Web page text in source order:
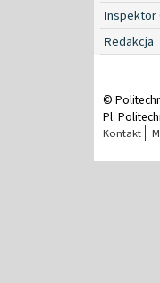
Inspektor
Redakcja
©
Pl.
Kontakt